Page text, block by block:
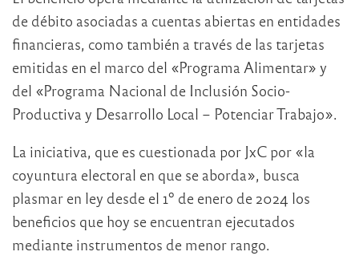
de débito asociadas a cuentas abiertas en entidades
financieras, como también a través de las tarjetas
emitidas en el marco del «Programa Alimentar» y
del «Programa Nacional de Inclusión Socio-
Productiva y Desarrollo Local – Potenciar Trabajo».
La iniciativa, que es cuestionada por JxC por «la
coyuntura electoral en que se aborda», busca
plasmar en ley desde el 1º de enero de 2024 los
beneficios que hoy se encuentran ejecutados
mediante instrumentos de menor rango.